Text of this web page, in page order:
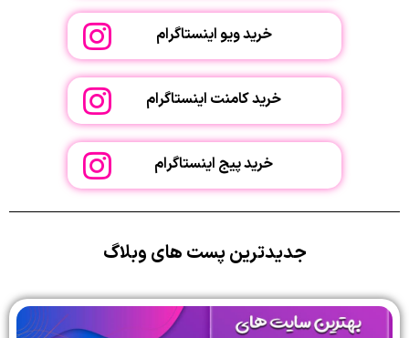
خرید ویو اینستاگرام
خرید کامنت اینستاگرام
خرید پیج اینستاگرام
جدیدترین پست های وبلاگ